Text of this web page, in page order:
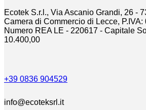
Ecotek S.r.l., Via Ascanio Grandi, 26 -
Camera di Commercio di Lecce,
Numero REA LE - 220617 - Capitale
10.400,00
+39 0836 904529
info@ecoteksrl.it